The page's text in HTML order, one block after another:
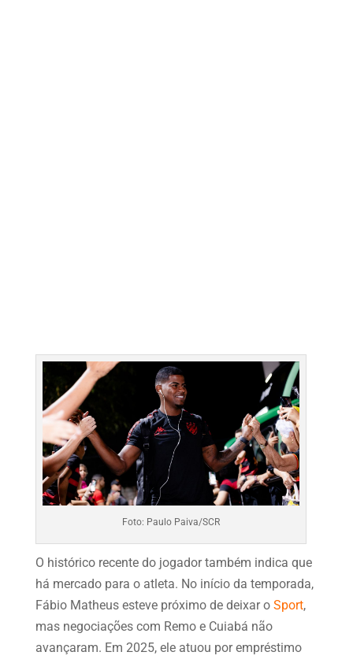
Foto: Paulo Paiva/SCR
O histórico recente do jogador também indica que
há mercado para o atleta. No início da temporada,
Fábio Matheus esteve próximo de deixar o Sport,
mas negociações com Remo e Cuiabá não
avançaram. Em 2025, ele atuou por empréstimo